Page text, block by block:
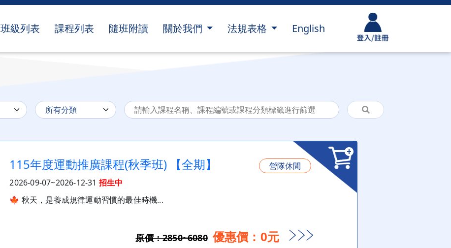
班級列表 課程列表 隨班附讀 關於我們 Toggle Dropdown
法規表格 Toggle Dropdown
English
115年度運動推廣課程(秋季班) 【全期】
營隊休閒
2026-09-07~2026-12-31 招生中
🍁 秋天，是養成規律運動習慣的最佳時機...
原價：2850~6080 優惠價：0元